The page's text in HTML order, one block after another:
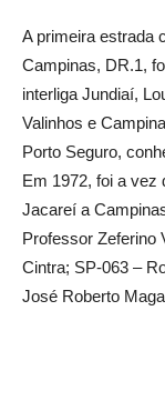
A primeira estrada
Campinas, DR.1,
interliga Jundiaí,
Valinhos e
Porto Seguro,
Em 1972, foi a vez
Jacareí a
Professor Zeferino
Cintra; SP-063 –
José Roberto